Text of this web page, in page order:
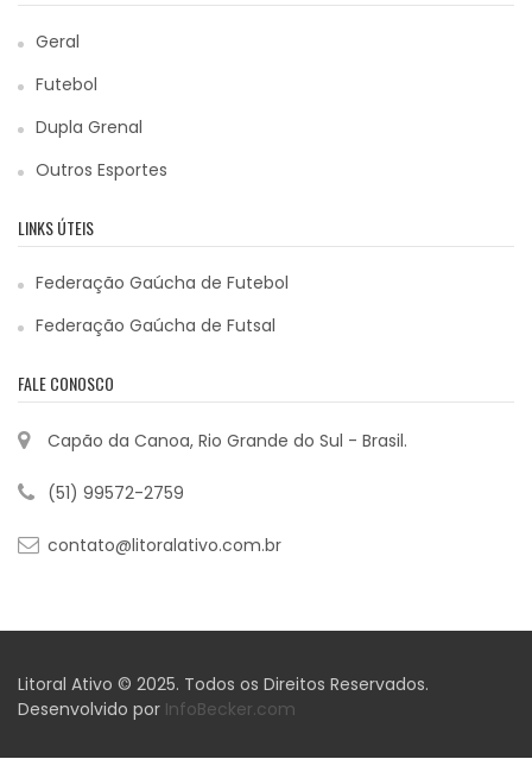
Geral
Futebol
Dupla Grenal
Outros Esportes
LINKS ÚTEIS
Federação Gaúcha de Futebol
Federação Gaúcha de Futsal
FALE CONOSCO
Capão da Canoa, Rio Grande do Sul - Brasil.
(51) 99572-2759
contato@litoralativo.com.br
Litoral Ativo © 2025. Todos os Direitos Reservados.
Desenvolvido por InfoBecker.com